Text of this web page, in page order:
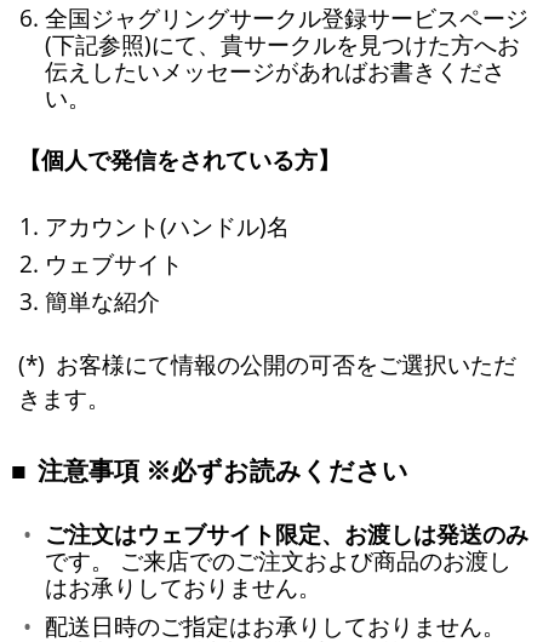
全国ジャグリングサークル登録サービスページ
(下記参照)にて、貴サークルを見つけた方へお
伝えしたいメッセージがあればお書きくださ
い。
【個人で発信をされている方】
アカウント(ハンドル)名
ウェブサイト
簡単な紹介
お客様にて情報の公開の可否をご選択いただ
きます。
注意事項 ※必ずお読みください
ご注文はウェブサイト限定、お渡しは発送のみ
です。 ご来店でのご注文および商品のお渡し
はお承りしておりません。
配送日時のご指定はお承りしておりません。